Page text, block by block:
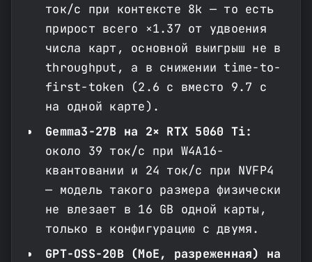
ток/с при контексте 8k — то есть
прирост всего ×1.37 от удвоения
числа карт, основной выигрыш не в
throughput, а в снижении time-to-
first-token (2.6 с вместо 9.7 с
на одной карте).
Gemma3-27B на 2× RTX 5060 Ti:
около 39 ток/с при W4A16-
квантовании и 24 ток/с при NVFP4
— модель такого размера физически
не влезает в 16 GB одной карты,
только в конфигурацию с двумя.
GPT-OSS-20B (MoE, разреженная) на